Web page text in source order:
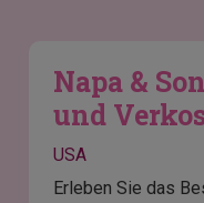
Napa &
und
USA
Erleben Sie das